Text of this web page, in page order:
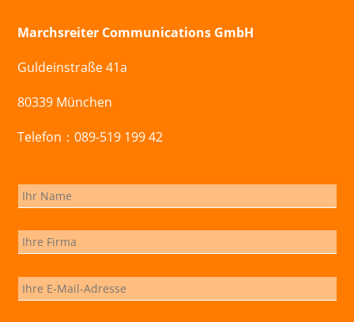
Marchsreiter Communications GmbH
Guldeinstraße 41a
80339 München
Telefon：089-519 199 42